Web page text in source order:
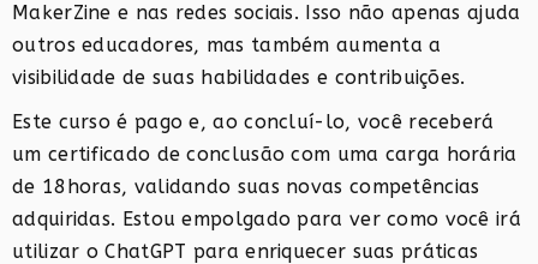
MakerZine e nas redes sociais. Isso não apenas ajuda
outros educadores, mas também aumenta a
visibilidade de suas habilidades e contribuições.
Este curso é pago e, ao concluí-lo, você receberá
um certificado de conclusão com uma carga horária
de 18horas, validando suas novas competências
adquiridas. Estou empolgado para ver como você irá
utilizar o ChatGPT para enriquecer suas práticas